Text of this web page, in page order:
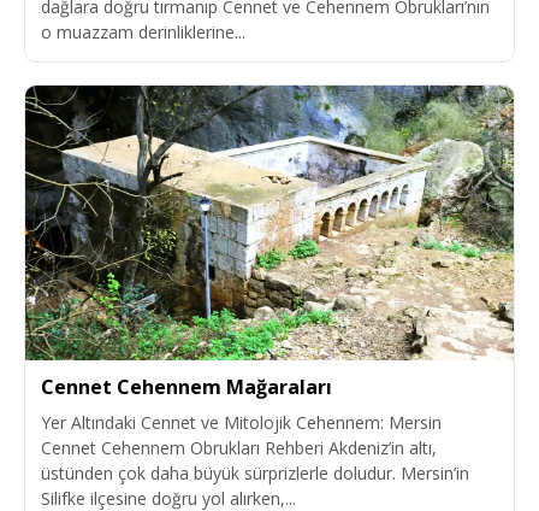
dağlara doğru tırmanıp Cennet ve Cehennem Obrukları’nın
o muazzam derinliklerine...
Cennet Cehennem Mağaraları
Yer Altındaki Cennet ve Mitolojik Cehennem: Mersin
Cennet Cehennem Obrukları Rehberi Akdeniz’in altı,
üstünden çok daha büyük sürprizlerle doludur. Mersin’in
Silifke ilçesine doğru yol alırken,...